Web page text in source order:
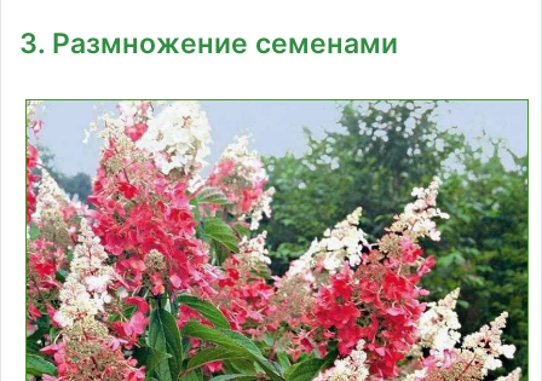
3. Размножение семенами